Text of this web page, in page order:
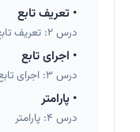
• تعریف تابع
درس 2: تعریف تابع
• اجرای تابع
درس 3: اجرای تابع
• پارامتر
درس 4: پارامتر